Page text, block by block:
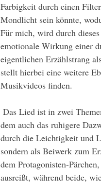
Farbigkeit durch einen
Mondlicht sein könnte,
Für mich, wird durch
emotionale Wirkung einer
eigentlichen Erzählstrang
stellt hierbei eine weitere
Musikvideos finden.
dem auch das ruhigere
durch die Leichtigkeit und
sondern als Beiwerk zum
dem Protagonisten-
ausreißt, während beide,